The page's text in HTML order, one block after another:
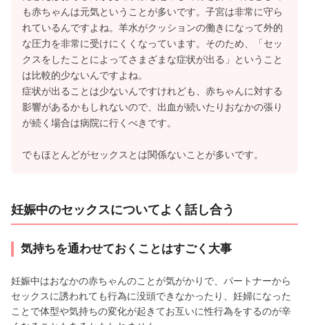
も赤ちゃんは元気ということが多いです。子宮は非常に守ら
れているんですよね。羊水がクッションの働きになって外的
な圧力を非常に受けにくくなっています。そのため、「セッ
クスをしたことによってさまざまな症状が出る」ということ
は比較的少ないんですよね。
症状が出ることは少ないんですけれども、赤ちゃんに対する
影響があるかもしれないので、出血が続いたりおなかの張り
が続く場合は病院に行くべきです。
でもほとんどがセックスとは関係ないことが多いです。
妊娠中のセックスについてよく話し合う
気持ちを通わせておくことはすごく大事
妊娠中はおなかの赤ちゃんのことが気がかりで、パートナーから
セックスに誘われても行為に没頭できなかったり、妊婦になった
ことで体型や気持ちの変化が起きてお互いに性行為をするのが辛